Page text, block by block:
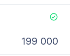
199 000